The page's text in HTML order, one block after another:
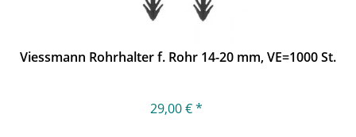
Viessmann Rohrhalter f. Rohr 14-20 mm, VE=1000 St.
29,00 € *